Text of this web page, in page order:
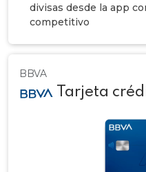
divisas desde la app
competitivo
BBVA
Tarjeta